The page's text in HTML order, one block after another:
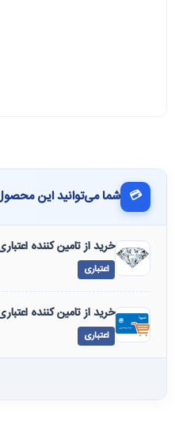
💳 شما می‌توانید این
خرید از تامین کننده
اعتباری
خرید از تامین کننده
اعتباری